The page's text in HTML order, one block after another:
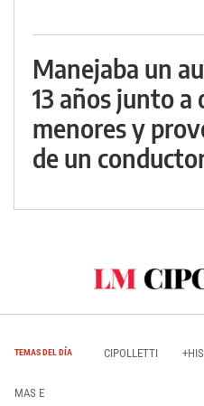
Manejaba un
13 años junto a
menores y
de un
TEMAS DEL DÍA CIPOLLETTI
MAS E